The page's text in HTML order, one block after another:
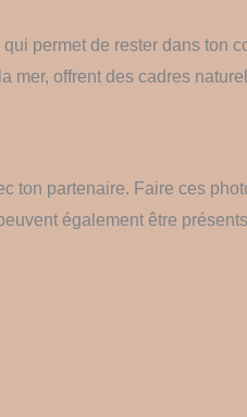
permet de rester dans ton
offrent des cadres
partenaire. Faire ces
également être